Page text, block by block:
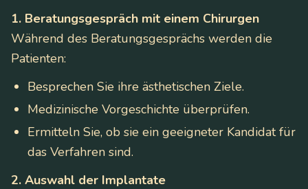
1. Beratungsgespräch mit einem Chirurgen
Während des Beratungsgesprächs werden die
Patienten:
Besprechen Sie ihre ästhetischen Ziele.
Medizinische Vorgeschichte überprüfen.
Ermitteln Sie, ob sie ein geeigneter Kandidat für
das Verfahren sind.
2. Auswahl der Implantate